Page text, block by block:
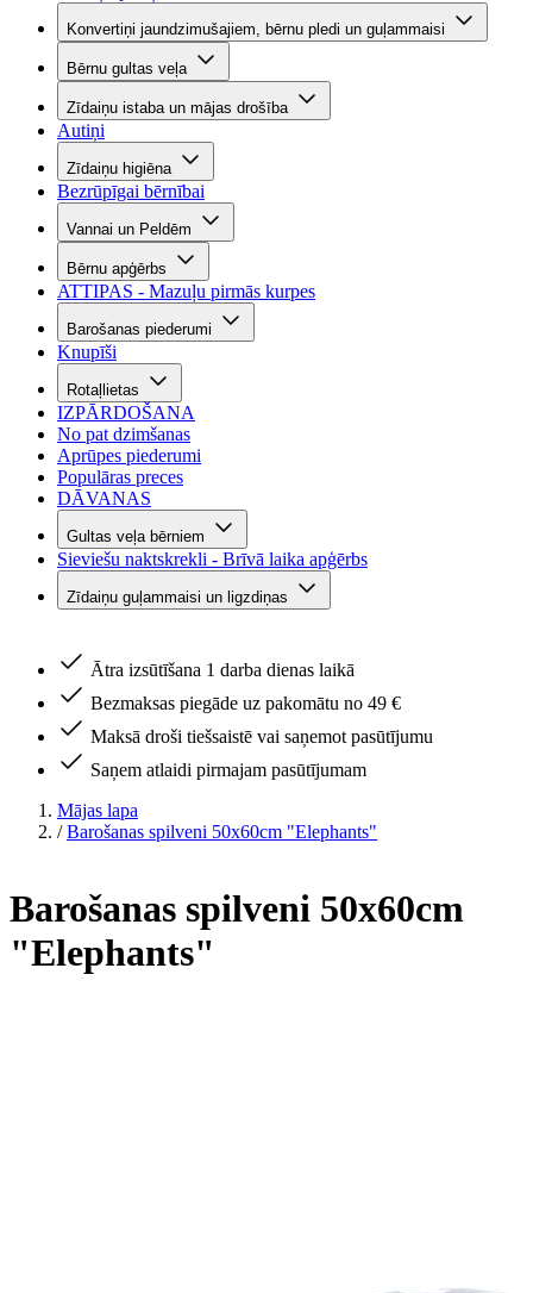
Konvertiņi jaundzimušajiem, bērnu pledi un guļammaisi
Bērnu gultas veļa
Zīdaiņu istaba un mājas drošība
Autiņi
Zīdaiņu higiēna
Bezrūpīgai bērnībai
Vannai un Peldēm
Bērnu apģērbs
ATTIPAS - Mazuļu pirmās kurpes
Barošanas piederumi
Knupīši
Rotaļlietas
IZPĀRDOŠANA
No pat dzimšanas
Aprūpes piederumi
Populāras preces
DĀVANAS
Gultas veļa bērniem
Sieviešu naktskrekli - Brīvā laika apģērbs
Zīdaiņu guļammaisi un ligzdiņas
Ātra izsūtīšana 1 darba dienas laikā
Bezmaksas piegāde uz pakomātu no 49 €
Maksā droši tiešsaistē vai saņemot pasūtījumu
Saņem atlaidi pirmajam pasūtījumam
Mājas lapa
/ Barošanas spilveni 50x60cm "Elephants"
Barošanas spilveni 50x60cm
"Elephants"